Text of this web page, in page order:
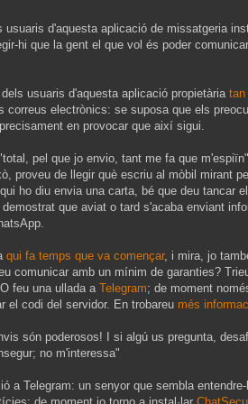
d'aquesta aplicació de missatgeria
hi que la gent el que vol és poder
usuaris d'aquesta aplicació propietària tan
correus electrònics: se suposa que els
en provocar que així sigui.
pel que jo envio, tant me fa que
proveu de llegir què escriu al mòbil mirant
ho diu envia una carta, bé que deu tancar
que aviat o tard s'acaba enviant
qui fa temps que va començar, i mira, jo
comunicar amb un mínim de garanties?
feu una ullada a Telegram; de moment
el codi del servidor. En trobareu més
són poderosos! I si algú us pregunta,
no m'interessa"
a Telegram: un senyor que sembla